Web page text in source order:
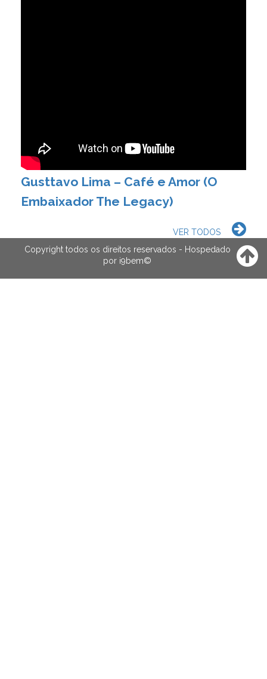
Gusttavo Lima – Café e Amor (O
Embaixador The Legacy)
VER TODOS
Copyright todos os direitos reservados - Hospedado
por i9bem©